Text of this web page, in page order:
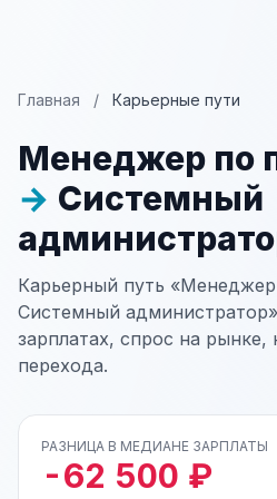
Главная / Карьерные пути
Менеджер по
→ Системный
Карьерный путь
Системный
зарплатах, спрос на
перехода.
РАЗНИЦА В МЕДИАНЕ ЗАРПЛАТЫ
-62 500 ₽